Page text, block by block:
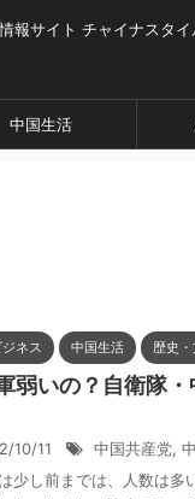
報サイト チャイナスタイ
中国生活
ネス 中国生活 歴史
弱いの？自衛隊
10/11 中国共産党,
少し前までは、人数は多